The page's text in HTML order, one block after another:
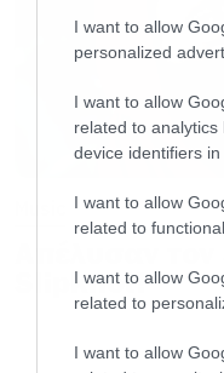
I want to allow
personalized
I want to allow
related to
device identifiers in
I want to allow
related to
I want to allow
related to
I want to allow
Slipknot!